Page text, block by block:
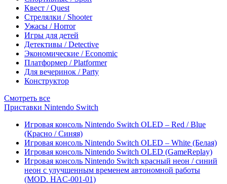
Квест / Quest
Стрелялки / Shooter
Ужасы / Horror
Игры для детей
Детективы / Detective
Экономические / Economic
Платформер / Platformer
Для вечеринок / Party
Конструктор
Смотреть все
Приставки Nintendo Switch
Игровая консоль Nintendo Switch OLED – Red / Blue
(Красно / Синяя)
Игровая консоль Nintendo Switch OLED – White (Белая)
Игровая консоль Nintendo Switch OLED (GameReplay)
Игровая консоль Nintendo Switch красный неон / синий
неон с улучшенным временем автономной работы
(MOD. HAC-001-01)